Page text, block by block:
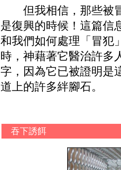
但我相信，那些被
是復興的時候！這篇信
和我們如何處理「冒犯
時，神藉著它醫治許多
字，因為它已被證明是
道上的許多絆腳石。
吞下誘餌